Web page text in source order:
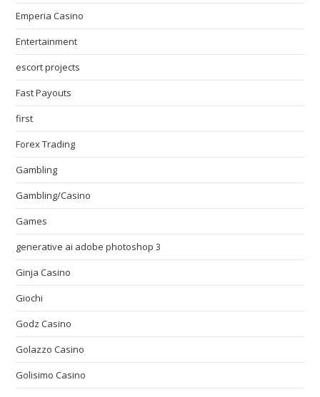
Emperia Casino
Entertainment
escort projects
Fast Payouts
first
Forex Trading
Gambling
Gambling/Casino
Games
generative ai adobe photoshop 3
Ginja Casino
Giochi
Godz Casino
Golazzo Casino
Golisimo Casino